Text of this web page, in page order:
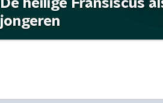
De heilige Fransiscus
jongeren